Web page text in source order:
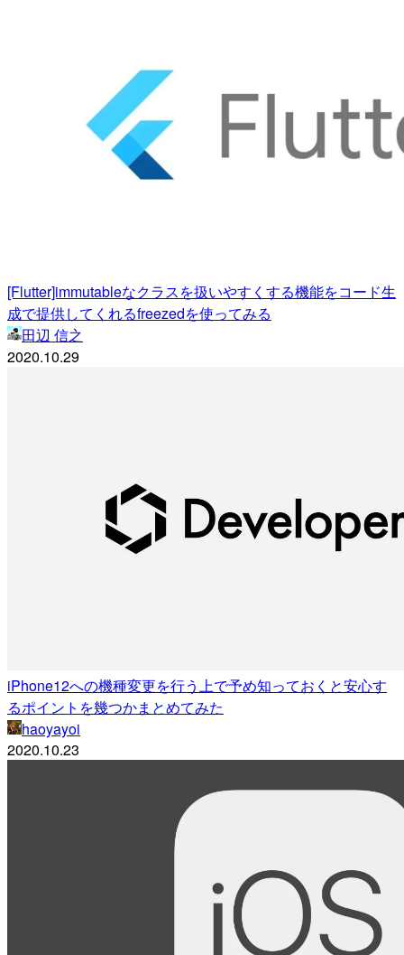
[Flutter]immutableなクラスを扱いやすくする機能をコード生
成で提供してくれるfreezedを使ってみる
田辺 信之
2020.10.29
iPhone12への機種変更を行う上で予め知っておくと安心す
るポイントを幾つかまとめてみた
haoyayoi
2020.10.23